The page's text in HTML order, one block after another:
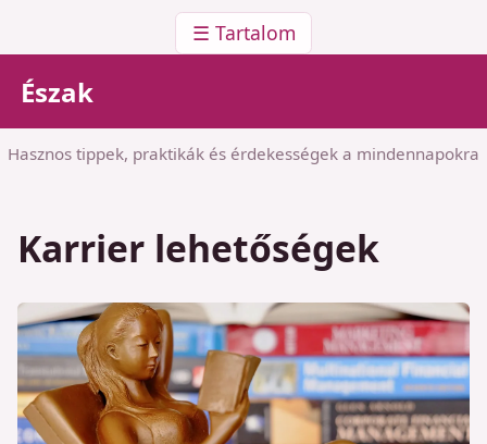
☰ Tartalom
Észak
Hasznos tippek, praktikák és érdekességek a mindennapokra
Karrier lehetőségek